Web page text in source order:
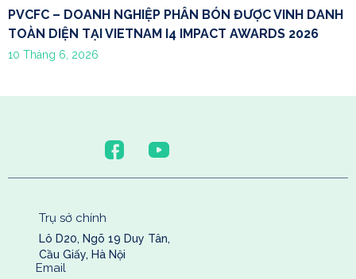
PVCFC – DOANH NGHIỆP PHÂN BÓN ĐƯỢC VINH DANH
TOÀN DIỆN TẠI VIETNAM I4 IMPACT AWARDS 2026
10 Tháng 6, 2026
Trụ sở chính
Lô D20, Ngõ 19 Duy Tân,
Cầu Giấy, Hà Nội
Email